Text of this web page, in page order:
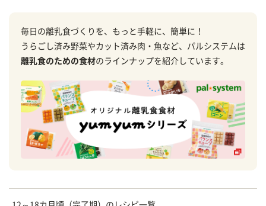
毎日の離乳食づくりを、もっと手軽に、簡単に！
うらごし済み野菜やカット済み肉・魚など、パルシステムは
離乳食のための食材のラインナップを紹介しています。